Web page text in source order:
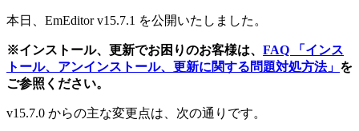
本日、EmEditor v15.7.1 を公開いたしました。
※インストール、更新でお困りのお客様は、 FAQ 「インス
トール、アンインストール、更新に関する問題対処方法」 を
ご参照ください。
v15.7.0 からの主な変更点は、次の通りです。